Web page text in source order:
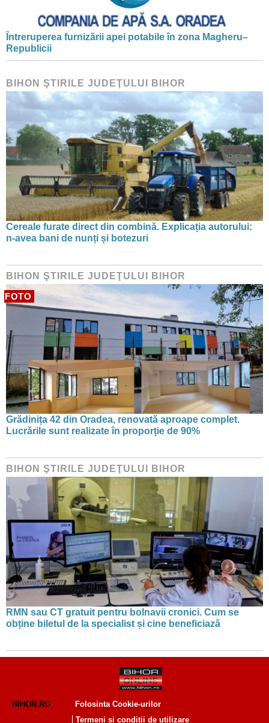
Întreruperea furnizării apei potabile în zona Magheru–
Republicii
BIHON ŞTIRILE JUDEŢULUI BIHOR
Cereale furate direct din combină. Explicația autorului:
n-avea bani de nunți și botezuri
BIHON ŞTIRILE JUDEŢULUI BIHOR
FOTO
Grădinița 42 din Oradea, renovată aproape complet.
Lucrările sunt realizate în proporție de 90%
BIHON ŞTIRILE JUDEŢULUI BIHOR
RMN sau CT gratuit pentru bolnavii cronici. Cum se
obține biletul de la specialist și cine beneficiază
BIHON.RO
Folosinta Cookie-urilor
Termeni si conditii de utilizare